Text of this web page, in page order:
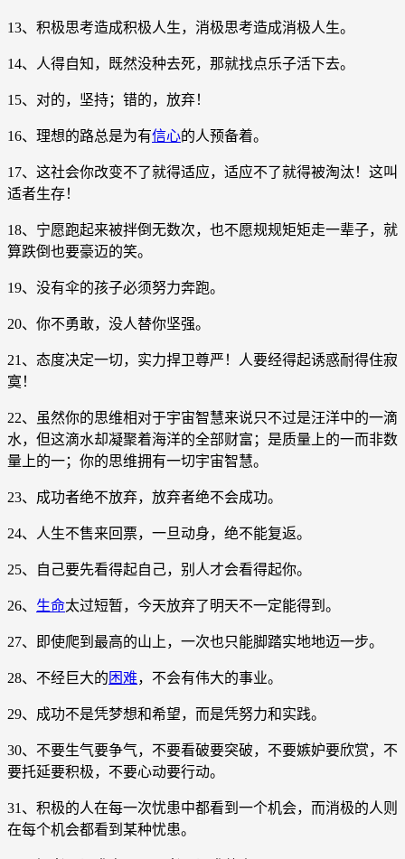
13、积极思考造成积极人生，消极思考造成消极人生。
14、人得自知，既然没种去死，那就找点乐子活下去。
15、对的，坚持；错的，放弃！
16、理想的路总是为有信心的人预备着。
17、这社会你改变不了就得适应，适应不了就得被淘汰！这叫
适者生存！
18、宁愿跑起来被拌倒无数次，也不愿规规矩矩走一辈子，就
算跌倒也要豪迈的笑。
19、没有伞的孩子必须努力奔跑。
20、你不勇敢，没人替你坚强。
21、态度决定一切，实力捍卫尊严！人要经得起诱惑耐得住寂
寞！
22、虽然你的思维相对于宇宙智慧来说只不过是汪洋中的一滴
水，但这滴水却凝聚着海洋的全部财富；是质量上的一而非数
量上的一；你的思维拥有一切宇宙智慧。
23、成功者绝不放弃，放弃者绝不会成功。
24、人生不售来回票，一旦动身，绝不能复返。
25、自己要先看得起自己，别人才会看得起你。
26、 生命太过短暂，今天放弃了明天不一定能得到。
27、即使爬到最高的山上，一次也只能脚踏实地地迈一步。
28、不经巨大的 困难，不会有伟大的事业。
29、成功不是凭梦想和希望，而是凭努力和实践。
30、不要生气要争气，不要看破要突破，不要嫉妒要欣赏，不
要托延要积极，不要心动要行动。
31、积极的人在每一次忧患中都看到一个机会，而消极的人则
在每个机会都看到某种忧患。